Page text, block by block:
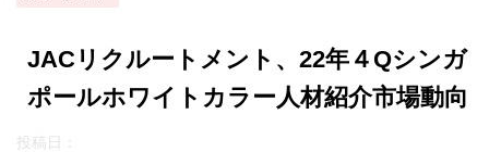
JACリクルートメント、22年４Qシンガ
ポールホワイトカラー人材紹介市場動向
投稿日：